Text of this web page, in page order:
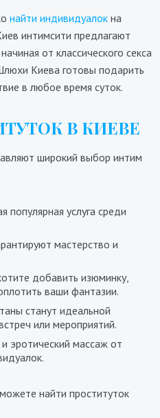
найти индивидуалок на
интимсити предлагают
от классического секса
Киева готовы подарить
в любое время суток.
В КИЕВЕ
широкий выбор интим
популярная услуга среди
мастерство и
добавить изюминку,
ваши фантазии.
станут идеальной
или мероприятий.
эротический массаж от
найти проституток